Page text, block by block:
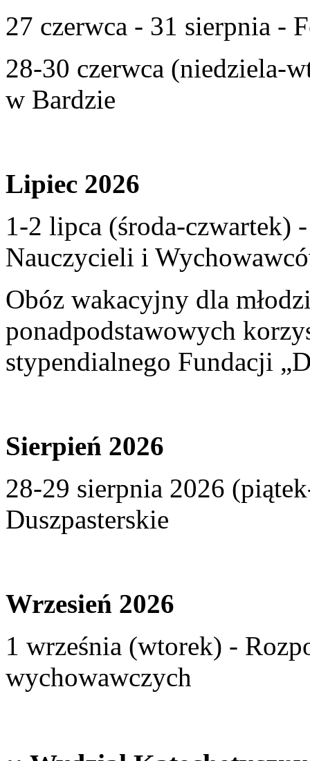
27 czerwca - 31 sierpnia -
28-30 czerwca (niedziela-
w Bardzie
Lipiec 2026
1-2 lipca (środa-czwartek)
Nauczycieli i
Obóz wakacyjny dla
ponadpodstawowych
stypendialnego Fundacji
Sierpień 2026
28-29 sierpnia 2026
Duszpasterskie
Wrzesień 2026
1 września (wtorek) -
wychowawczych